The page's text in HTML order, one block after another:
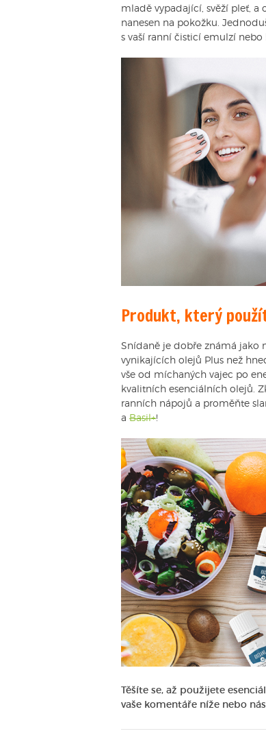
mladě vypadající, svěží pleť, a
nanesen na pokožku.
s vaší ranní čisticí emulzí
Produkt, který
Snídaně je dobře známá jako
vynikajících olejů Plus než
vše od míchaných vajec po
kvalitních esenciálních olejů.
ranních nápojů a proměňte
a Basil+!
Těšíte se, až použijete
vaše komentáře níže nebo